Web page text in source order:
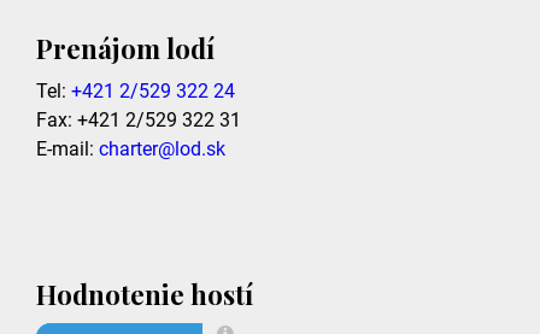
Prenájom lodí
Tel: +421 2/529 322 24
Fax: +421 2/529 322 31
E-mail: charter@lod.sk
Hodnotenie hostí